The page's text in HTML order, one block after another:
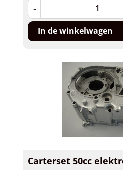
-
In de winkelwagen
Carterset 50cc